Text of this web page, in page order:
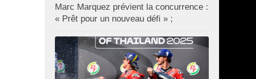
Marc Marquez prévient la concurrence :
« Prêt pour un nouveau défi » ;